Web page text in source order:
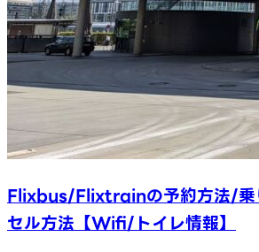
Flixbus/Flixtrainの予約方法/乗
セル方法【Wifi/トイレ情報】